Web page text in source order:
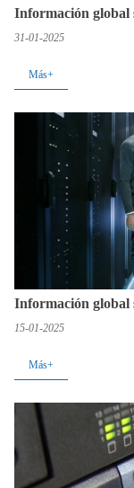
Información global
31-01-2025
Más+
Información global
15-01-2025
Más+